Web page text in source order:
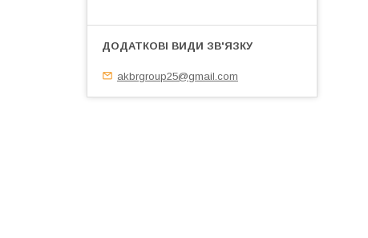
akbrgroup25@gmail.com